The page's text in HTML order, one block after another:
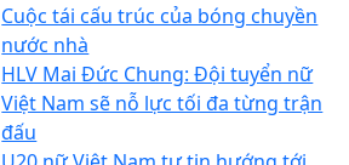
Cuộc tái cấu trúc của bóng chuyền
nước nhà
HLV Mai Đức Chung: Đội tuyển nữ
Việt Nam sẽ nỗ lực tối đa từng trận
đấu